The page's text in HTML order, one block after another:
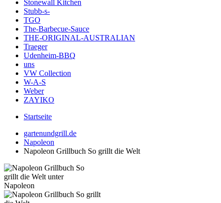
Stonewall Kitchen
Stubb-s-
TGO
The-Barbecue-Sauce
THE-ORIGINAL-AUSTRALIAN
Traeger
Udenheim-BBQ
uns
VW Collection
W-A-S
Weber
ZAYIKO
Startseite
gartenundgrill.de
Napoleon
Napoleon Grillbuch So grillt die Welt